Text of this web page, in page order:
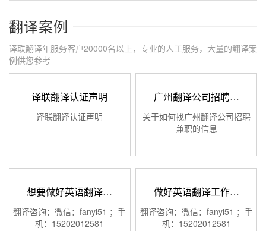
翻译案例
译联翻译年服务客户20000名以上，专业的人工服务，大量的翻译案
例供您参考
译联翻译认证声明
译联翻译认证声明
广州翻译公司招聘…
关于如何找广州翻译公司招聘
兼职的信息
想要做好英语翻译…
翻译咨询：微信：fanyi51 ；手
机：15202012581
做好英语翻译工作…
翻译咨询：微信：fanyi51 ；手
机：15202012581